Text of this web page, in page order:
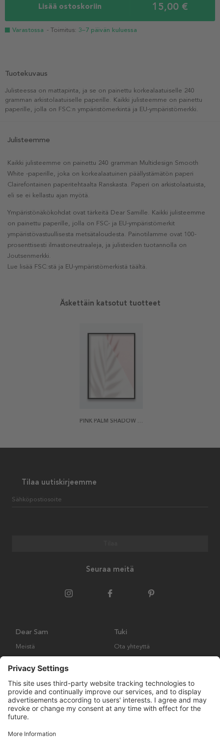
Lisää ostoskoriin 15,00 €
Varastossa - Toimitus: 3–7 päivän kuluessa
Tuotekuvaus
Julisteessa on mattapinta, ja se on painettu korkealaatuiselle 240
gramman arkistolaatuiselle paperille. Kaikki julisteemme on painettu
paperille, jolla on FSC:n ympäristömerkintä ja EU-ympäristömerkki.
Julisteemme
Kaikki julisteemme on painettu 240 gramman Multidesign Smooth
White -paperille, joka on korkealaatuinen päällystämätön paperi
Clairefontainen paperitehtaalta Ranskasta. Paperi on arkistolaatuista,
eli se ei kellastu ajan myötä.
Ympäristönäkökohdat ovat tärkeitä Dear Samille. Kaikki julisteemme
on painettu paperille, jolla on FSC- ja EU-ympäristömerkit
ympäristövastuullisesta metsätaloudesta. Painotilamme ovat 100-
prosenttisesti ilmastoneutraaleja, ja julisteiden tuotannolla on
Joutsenmerkki.
Lue lisää FSC:stä ja EU-ympäristömerkistä täältä.
Äskettäin katsotut tuotteet
PINK PALM SHADOW JULISTE
Tilaa uutiskirjeemme
Sähköpostiosoite
Seuraa meitä
Dear Sam
Meistä
Tuki
Ota yhteyttä
Palautukset ja vaatimukset